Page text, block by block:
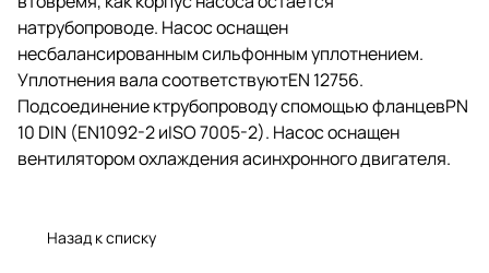
натрубопроводе. Насос оснащен
несбалансированным сильфонным уплотнением.
Уплотнения вала соответствуютEN 12756.
Подсоединение ктрубопроводу спомощью фланцевPN
10 DIN (EN1092-2 иISO 7005-2). Насос оснащен
вентилятором охлаждения асинхронного двигателя.
Назад к списку